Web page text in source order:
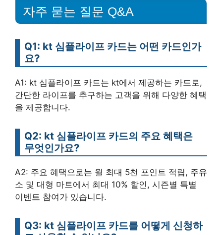
자주 묻는 질문 Q&A
Q1: kt 심플라이프 카드는 어떤 카드인가
요?
A1: kt 심플라이프 카드는 kt에서 제공하는 카드로,
간단한 라이프를 추구하는 고객을 위해 다양한 혜택
을 제공합니다.
Q2: kt 심플라이프 카드의 주요 혜택은
무엇인가요?
A2: 주요 혜택으로는 월 최대 5천 포인트 적립, 주유
소 및 대형 마트에서 최대 10% 할인, 시즌별 특별
이벤트 참여가 있습니다.
Q3: kt 심플라이프 카드를 어떻게 신청하